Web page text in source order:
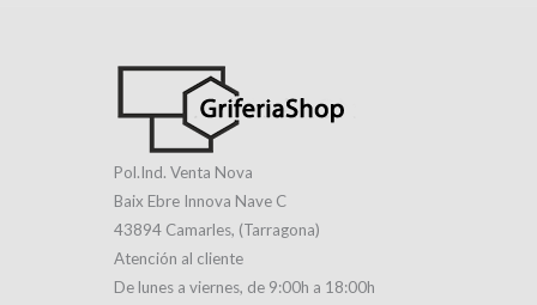
Pol.Ind. Venta Nova
Baix Ebre Innova Nave C
43894 Camarles, (Tarragona)
Atención al cliente
De lunes a viernes, de 9:00h a 18:00h